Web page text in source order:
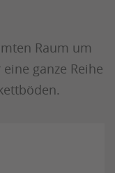
Raum um
ganze Reihe